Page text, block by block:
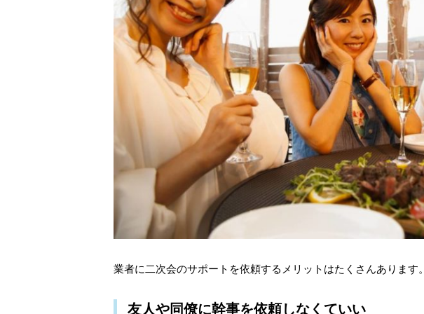
業者に二次会のサポートを依頼するメリットはたくさんあります。
友人や同僚に幹事を依頼しなくていい